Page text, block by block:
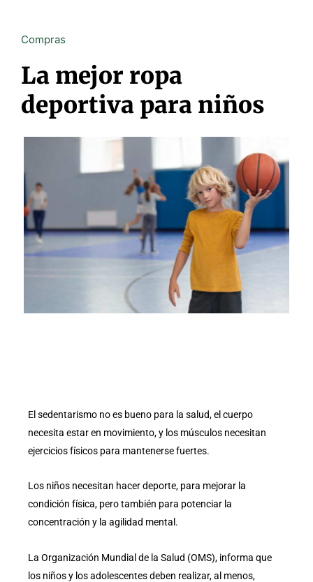
Compras
La mejor ropa
deportiva para niños
El sedentarismo no es bueno para la salud, el cuerpo
necesita estar en movimiento, y los músculos necesitan
ejercicios físicos para mantenerse fuertes.
Los niños necesitan hacer deporte, para mejorar la
condición física, pero también para potenciar la
concentración y la agilidad mental.
La Organización Mundial de la Salud (OMS), informa que
los niños y los adolescentes deben realizar, al menos,